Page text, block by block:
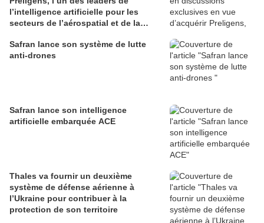
l’intelligence artificielle pour les
secteurs de l’aérospatial et de la
Safran lance son système de lutte
anti-drones
Safran lance son intelligence
artificielle embarquée ACE
Thales va fournir un deuxième
système de défense aérienne à
l’Ukraine pour contribuer à la
protection de son territoire